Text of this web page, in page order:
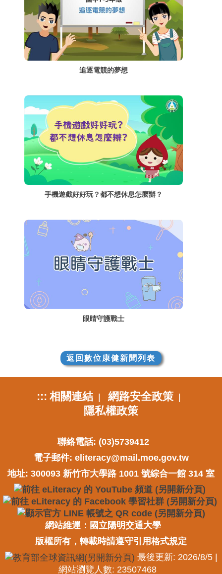
追逐電競的夢想
手機遊戲好好玩？都不想休息怎麼辦？
眼睛守護戰士
返回數位康健新聞列表
::: 相關連結| 網路安全政策|
隱私權政策
聯絡電話: (03)5739412
電子郵件: eliteracy@mail.moe.gov.tw
地址: 300093 新竹市大學路 1001 號綜合一館 314 室
網站維運：國立陽明交通大學
版權所有，轉載時請遵守引用格式規定
最後更新: 2026/8/5 |
網站瀏覽人數: 23507468